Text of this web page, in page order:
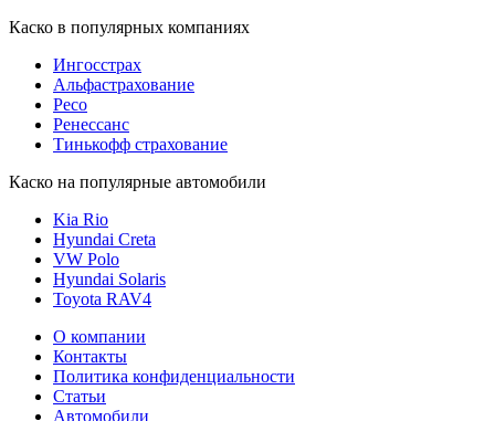
Каско в популярных компаниях
Ингосстрах
Альфастрахование
Ресо
Ренессанс
Тинькофф страхование
Каско на популярные автомобили
Kia Rio
Hyundai Creta
VW Polo
Hyundai Solaris
Toyota RAV4
О компании
Контакты
Политика конфиденциальности
Статьи
Автомобили